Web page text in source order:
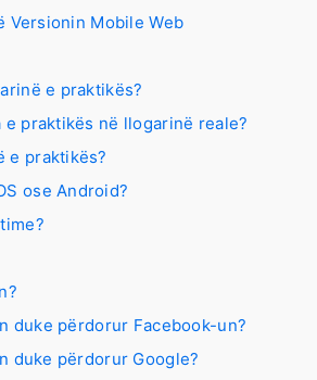
Versionin Mobile Web
e praktikës?
praktikës në llogarinë reale?
e praktikës?
ose Android?
duke përdorur Facebook-un?
duke përdorur Google?